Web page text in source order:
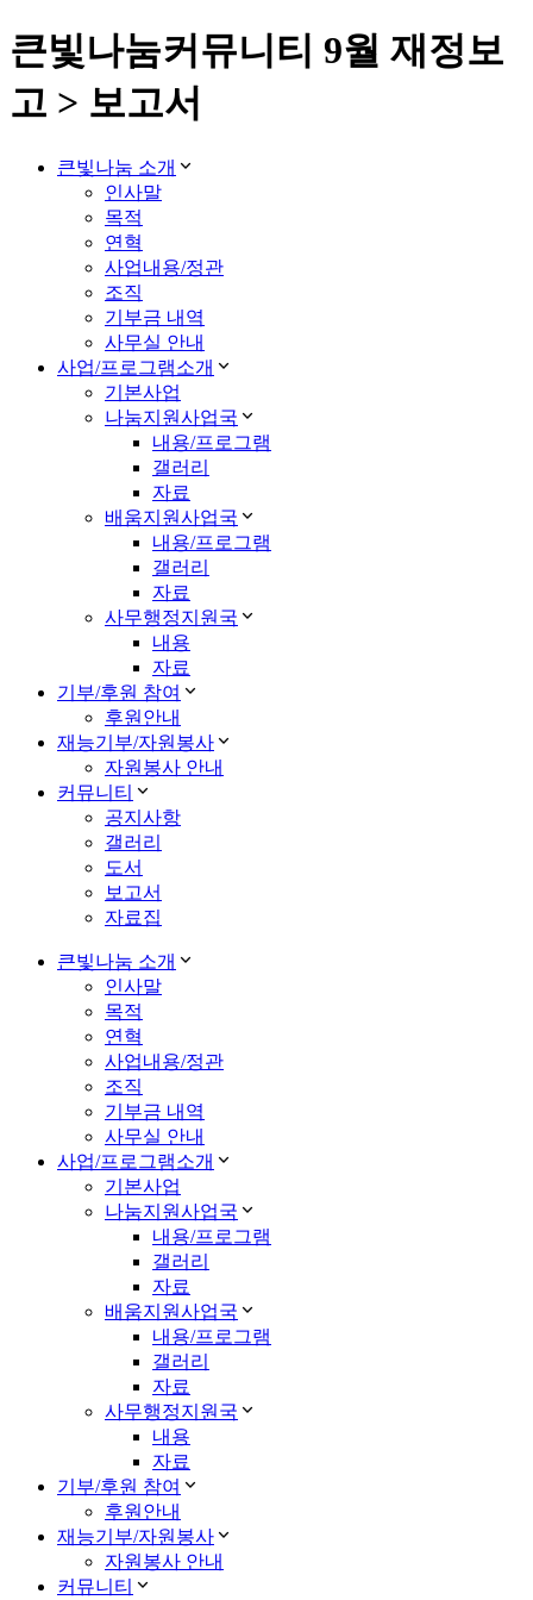
큰빛나눔커뮤니티 9월 재정보
고 > 보고서
큰빛나눔 소개
인사말
목적
연혁
사업내용/정관
조직
기부금 내역
사무실 안내
사업/프로그램소개
기본사업
나눔지원사업국
내용/프로그램
갤러리
자료
배움지원사업국
내용/프로그램
갤러리
자료
사무행정지원국
내용
자료
기부/후원 참여
후원안내
재능기부/자원봉사
자원봉사 안내
커뮤니티
공지사항
갤러리
도서
보고서
자료집
큰빛나눔 소개
인사말
목적
연혁
사업내용/정관
조직
기부금 내역
사무실 안내
사업/프로그램소개
기본사업
나눔지원사업국
내용/프로그램
갤러리
자료
배움지원사업국
내용/프로그램
갤러리
자료
사무행정지원국
내용
자료
기부/후원 참여
후원안내
재능기부/자원봉사
자원봉사 안내
커뮤니티